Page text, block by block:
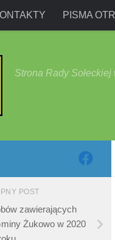
PISMA
Strona Rady Sołeckiej
POST
zawierających
Żukowo w 2020